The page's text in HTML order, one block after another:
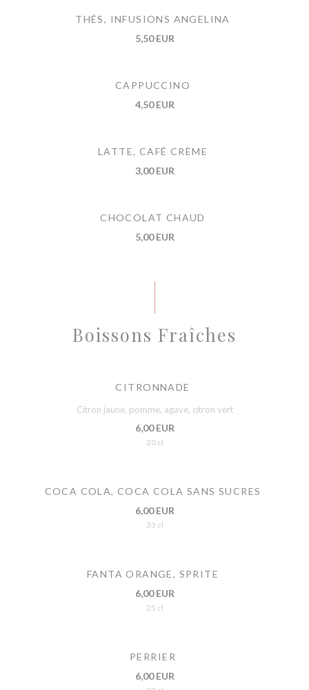
THÉS, INFUSIONS ANGELINA
5,50 EUR
CAPPUCCINO
4,50 EUR
LATTE, CAFÉ CRÈME
3,00 EUR
CHOCOLAT CHAUD
5,00 EUR
Boissons Fraîches
CITRONNADE
Citron jaune, pomme, agave, citron vert
6,00 EUR
20 cl
COCA COLA, COCA COLA SANS SUCRES
6,00 EUR
33 cl
FANTA ORANGE, SPRITE
6,00 EUR
25 cl
PERRIER
6,00 EUR